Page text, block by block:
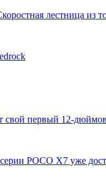
лестница из
свой первый 12-
POCO X7 уже